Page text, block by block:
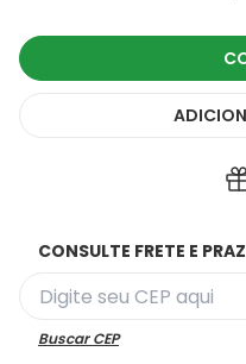
CONSULTE FRETE E
Buscar CEP